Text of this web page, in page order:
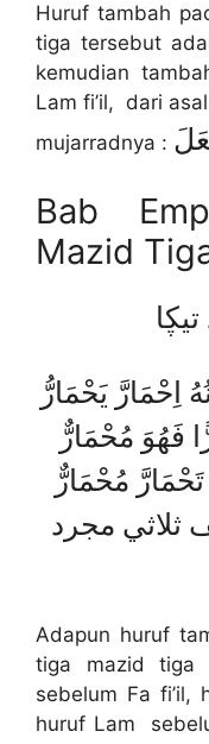
Huruf tambah
tiga tersebut
kemudian
Lam fi’il, dari
mujarradnya :
Bab
Mazid
اِحْمَارَّ يَحْمَارُّ
فَهُوَ مُحْمَارٌّ
مُحْمَارٌّ
مجرد
Adapun huruf
tiga mazid
sebelum Fa fi’il,
huruf Lam